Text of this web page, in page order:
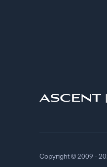
Copyright © 2009 -